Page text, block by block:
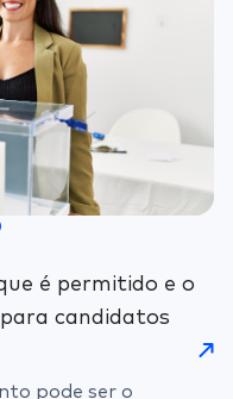
é permitido e o
candidatos
pode ser o